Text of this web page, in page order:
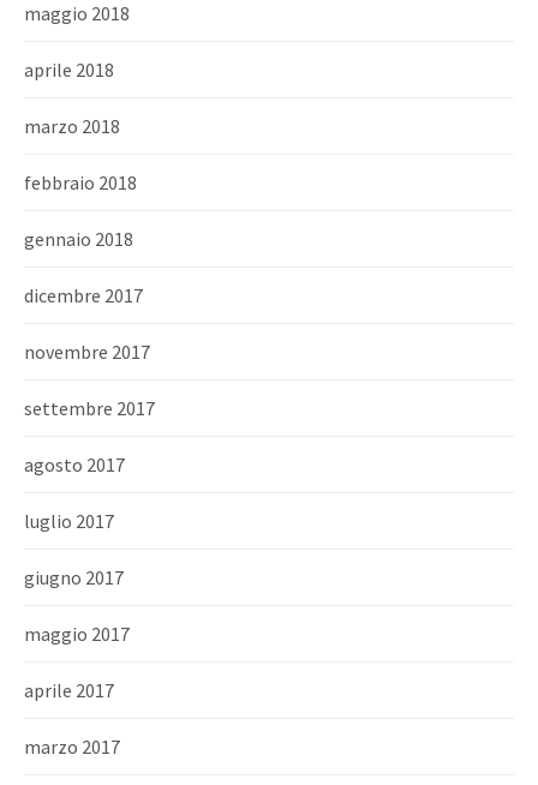
maggio 2018
aprile 2018
marzo 2018
febbraio 2018
gennaio 2018
dicembre 2017
novembre 2017
settembre 2017
agosto 2017
luglio 2017
giugno 2017
maggio 2017
aprile 2017
marzo 2017